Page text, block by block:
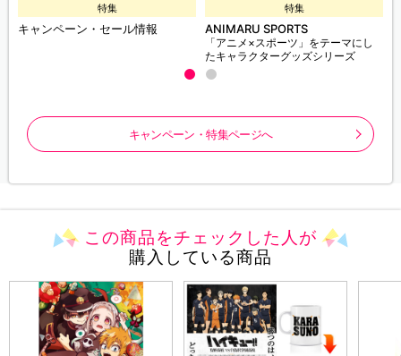
特集
キャンペーン・セール情報
特集
ANIMARU SPORTS
「アニメ×スポーツ」をテーマにし
たキャラクターグッズシリーズ
キャンペーン・特集ページへ
この商品をチェックした人が
購入している商品